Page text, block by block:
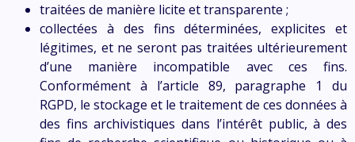
traitées de manière licite et transparente ;
collectées à des fins déterminées, explicites et
légitimes, et ne seront pas traitées ultérieurement
d’une manière incompatible avec ces fins.
Conformément à l’article 89, paragraphe 1 du
RGPD, le stockage et le traitement de ces données à
des fins archivistiques dans l’intérêt public, à des